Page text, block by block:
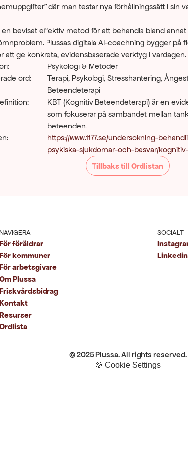
där man testar nya förhållningssätt i sin
en bevisat effektiv metod för att behandla bland annat
Plussas digitala AI-coachning bygger på
att ge konkreta, evidensbaserade verktyg i vardagen.
Psykologi & Metoder
ord:
Terapi, Psykologi, Stresshantering,
Beteendeterapi
KBT (Kognitiv Beteendeterapi) är en
som fokuserar på sambandet mellan
beteenden.
https://www.1177.se/undersokning-
psykiska-sjukdomar-och-besvar/
Tillbaks till Ordlistan
NAVIGERA
För föräldrar
För kommuner
För arbetsgivare
Om Plussa
Friskvårdsbidrag
Kontakt
Resurser
Ordlista
SOCIALT
Linkedin
© 2025 Plussa. All rights reserved.
🍪 Cookie Settings